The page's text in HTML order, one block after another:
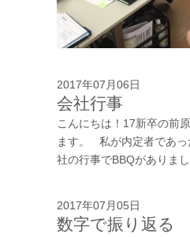
2017年07月06日
会社行事
こんにちは！17新卒の前
ます。 私が内定者であっ
社の行事でBBQがありま
2017年07月05日
数字で振り返る